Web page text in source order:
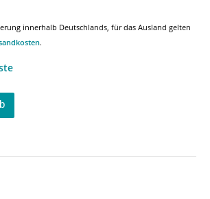
innerhalb Deutschlands, für das Ausland gelten
.